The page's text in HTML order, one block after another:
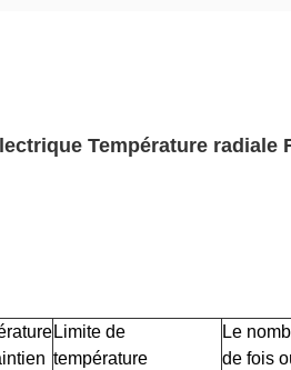
Température radiale
Limite de
température
Le
de fois